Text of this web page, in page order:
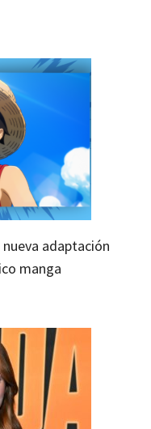
nueva adaptación
manga